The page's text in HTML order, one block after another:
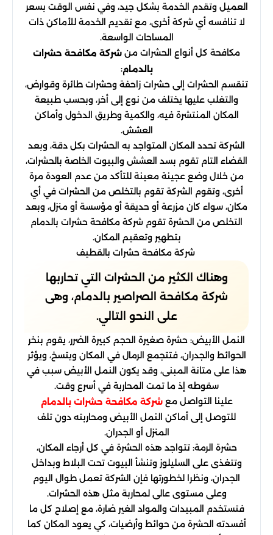
العميل وتقدم الخدمة بشكل جيد، وفي نفس الوقت بسعر
لا تنافسه أي شركة أخرى، مع تقديم الخدمة للأماكن ذات
المساحات الواسعة.
مكافحة كل أنواع الحشرات من شركة مكافحة حشرات
بالدمام:
تنقسم الحشرات إلى حشرات زاحفة وحشرات طائرة وقوارض،
والتغلب عليها يختلف من نوع إلى أخر، وبحسب طبيعة
المكان المنتشرة فيه، والكمية وطريق الدخول وأماكن
العشش.
الشركة تحدد المكان المتواجد به الحشرات بكل دقة، وبعد
القضاء التام تقوم بسد العشش والبيوت الخاصة بالحشرات،
من خلال وضع عجينة معينة للتأكد من عدم العودة مرة
أخرى، وتقوم الشركة تقوم بالتخلص من الحشرات في أي
مكان، سواء كان مزرعة أو حديقة أو مؤسسة أو منزل، وبعد
التخلص من الحشرة تقوم شركة مكافحة حشرات بالدمام
بتطهير وتعقيم المكان.
شركة مكافحة حشرات بالقطيف
وهناك الكثير من الحشرات التي تحاربها
شركة مكافحة الصراصير بالدمام، وهى
على النحو التالي.
النمل الأبيض: حشرة صغيرة الحجم كبيرة الضرر، يقوم بنخر
الحوائط والجدران، فتتجمع الرمال في المكان ويتسخ، ويؤثر
هذا على متانة المبنى، وقد يكون النمل الأبيض سبب في
سقوطه إذ ما تمت المحاربة في أسرع وقت.
علينا التواصل معشركة مكافحة حشرات بالدمام
للتوصل إلى أماكن النمل الأبيض ومحاربته دون تلف
المنزل أو الجدران.
حشرة الرمة: تتواجد هذه الحشرة في كل أرجاء المكان،
وتتغذى على السليلوز وتنشأ البيوت تحت البلاط وبداخل
الجدران، ونظرا لخطورتها فإن الشركة تعمل طوال اليوم
وعلى مستوى عالى لمحاربة مثل هذه الحشرات.
فتستخدم المبيدات والمواد الغير ضارة، مع إصلاح كل ما
أفسدته الحشرة من حوائط وأرضيات، كي يعود المكان كما